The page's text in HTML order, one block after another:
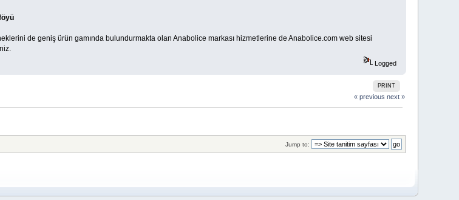
de geniş ürün gamında bulundurmakta olan Anabolice markası hizmetlerine de Anabolice.com web sitesi
Logged
PRINT
« previous next »
Jump to: